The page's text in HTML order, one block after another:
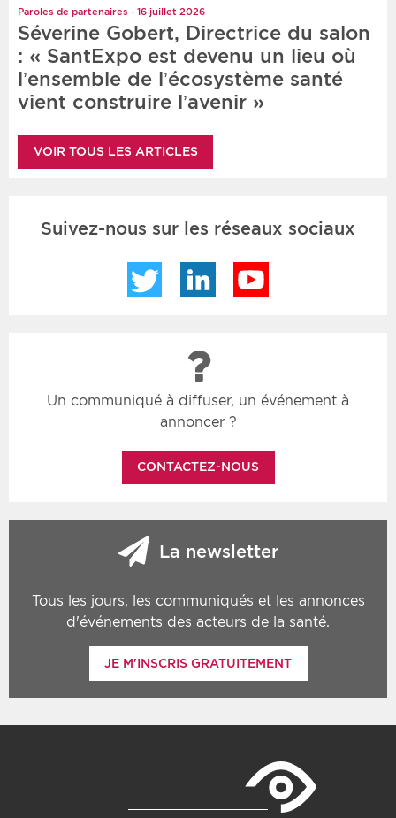
Paroles de partenaires - 16 juillet 2026
Séverine Gobert, Directrice du salon
: « SantExpo est devenu un lieu où
l’ensemble de l’écosystème santé
vient construire l’avenir »
VOIR TOUS LES ARTICLES
Suivez-nous sur les réseaux sociaux
Twitter LinkedIn
Un communiqué à diffuser, un événement à
annoncer ?
CONTACTEZ-NOUS
La newsletter
Tous les jours, les communiqués et les annonces
d'événements des acteurs de la santé.
JE M'INSCRIS GRATUITEMENT